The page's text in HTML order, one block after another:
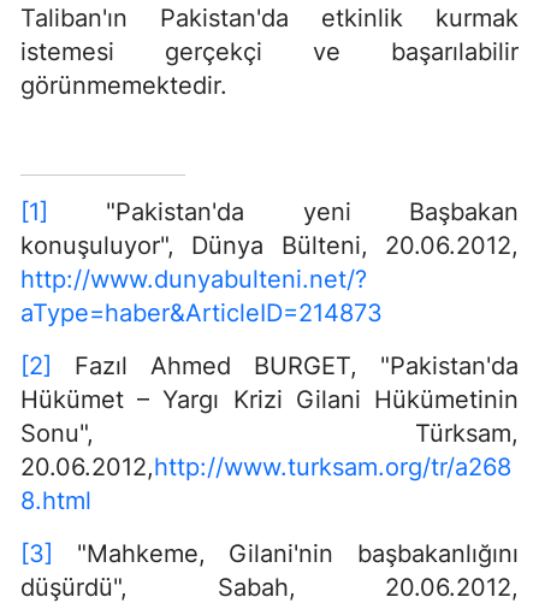
Taliban'ın Pakistan'da etkinlik kurmak
istemesi gerçekçi ve başarılabilir
görünmemektedir.
[1]
"Pakistan'da yeni Başbakan
konuşuluyor", Dünya Bülteni, 20.06.2012,
http://www.dunyabulteni.net/?
aType=haber&ArticleID=214873
[2]
Fazıl Ahmed BURGET, "Pakistan'da
Hükümet – Yargı Krizi Gilani Hükümetinin
Sonu", Türksam,
20.06.2012,http://www.turksam.org/tr/a268
8.html
[3]
"Mahkeme, Gilani'nin başbakanlığını
düşürdü", Sabah, 20.06.2012,